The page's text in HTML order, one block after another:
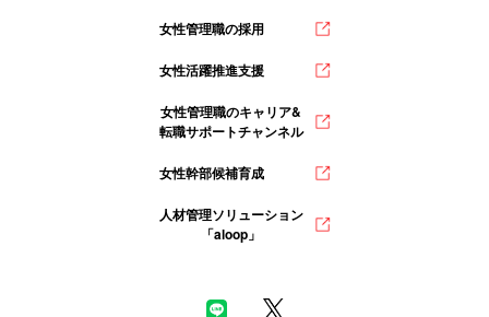
女性管理職の採用
女性活躍推進支援
女性管理職のキャリア&
転職サポートチャンネル
女性幹部候補育成
人材管理ソリューション
「aloop」